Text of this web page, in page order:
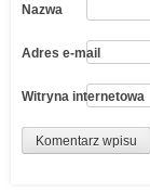
Nazwa
Adres e-mail
Witryna internetowa